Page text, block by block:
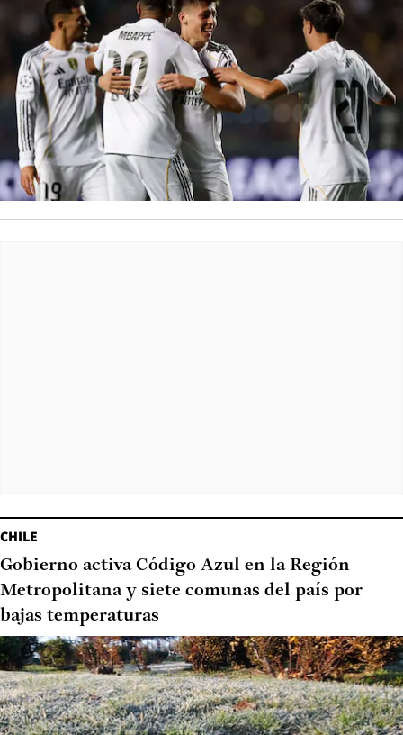
CHILE
Gobierno activa Código Azul en la Región
Metropolitana y siete comunas del país por
bajas temperaturas